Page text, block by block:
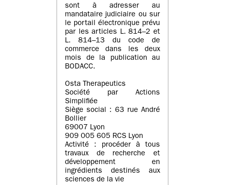
sont à adresser au
mandataire judiciaire ou sur
le portail électronique prévu
par les articles L. 814–2 et
L. 814–13 du code de
commerce dans les deux
mois de la publication au
BODACC.
Osta Therapeutics
Société par Actions
Simplifiée
Siège social : 63 rue André
Bollier
69007 Lyon
909 005 605 RCS Lyon
Activité : procéder à tous
travaux de recherche et
développement en
ingrédients destinés aux
sciences de la vie